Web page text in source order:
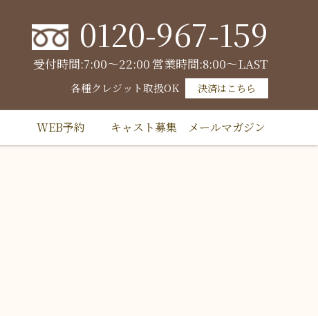
0120-967-159
受付時間:7:00～22:00営業時間:8:00～LAST
各種クレジット取扱OK 決済はこちら
WEB予約 キャスト募集 メールマガジン